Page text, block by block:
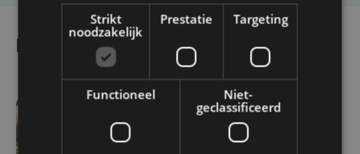
vr 7 augustus | 16:12
Zulte Waregem start
Strikt
noodzakelijk
Prestatie Targeting
Functioneel
Niet-
geclassificeerd